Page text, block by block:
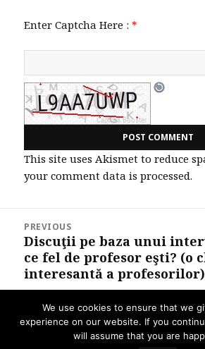
Enter Captcha Here :*
This site uses Akismet to reduce
your comment data is processed.
navigation
PREVIOUS
Previous
post:
Discuţii pe baza unui
ce fel de profesor eşti? (o
interesantă a profesorilor)
NEXT
Next
Ziua Fibonacci – 23
We use cookies to ensure that we
experience on our website. If you
will assume that you are